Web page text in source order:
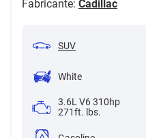
Fabricante: Cadillac
SUV
White
3.6L V6 310hp
271ft. lbs.